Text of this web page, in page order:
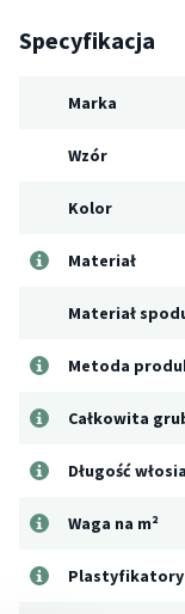
Specyfikacja
Marka
Wzór
Kolor
Materiał
Materiał
Metoda
Całkowita
Długość włosia
Waga na m²
Plastyfikatory